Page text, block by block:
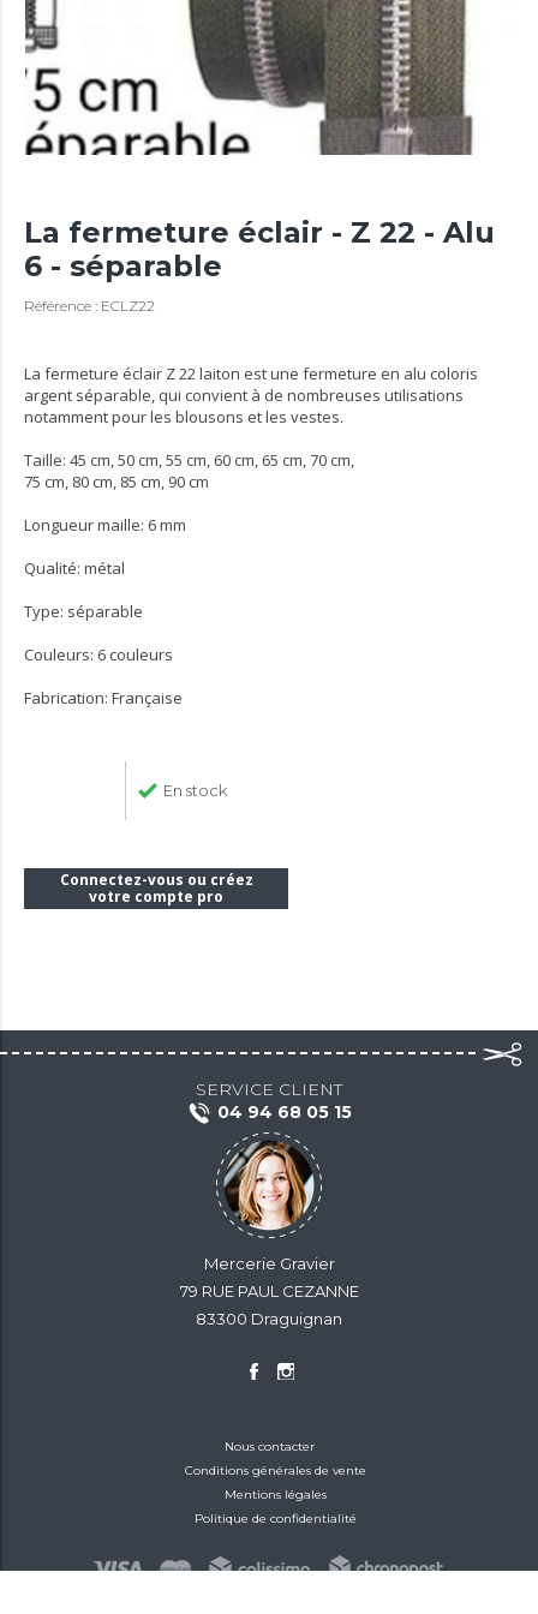
La fermeture éclair - Z 22 - Alu
6 - séparable
Référence : ECLZ22
La fermeture éclair Z 22 laiton est une fermeture en alu coloris
argent séparable, qui convient à de nombreuses utilisations
notamment pour les blousons et les vestes.
Taille: 45 cm, 50 cm, 55 cm, 60 cm, 65 cm, 70 cm,
75 cm, 80 cm, 85 cm, 90 cm
Longueur maille: 6 mm
Qualité: métal
Type: séparable
Couleurs: 6 couleurs
Fabrication: Française
En stock
Connectez-vous ou créez
votre compte pro
SERVICE CLIENT
04 94 68 05 15
Mercerie Gravier
79 RUE PAUL CEZANNE
83300 Draguignan
Nous contacter
Conditions générales de vente
Mentions légales
Politique de confidentialité